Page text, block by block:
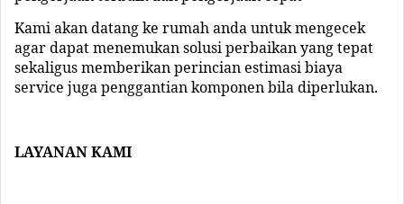
Kami akan datang ke rumah anda untuk mengecek
agar dapat menemukan solusi perbaikan yang tepat
sekaligus memberikan perincian estimasi biaya
service juga penggantian komponen bila diperlukan.
LAYANAN KAMI